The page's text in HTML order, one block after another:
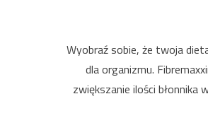
Wyobraź sobie, że twoja
dla organizmu.
zwiększanie ilości